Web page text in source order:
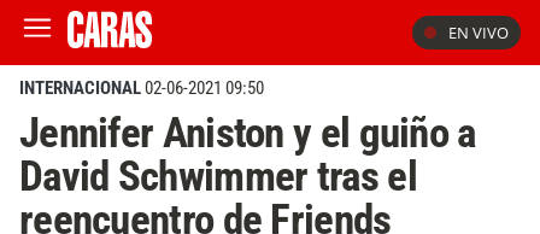
EN VIVO
INTERNACIONAL02-06-2021 09:50
Jennifer Aniston y el guiño a
David Schwimmer tras el
reencuentro de Friends